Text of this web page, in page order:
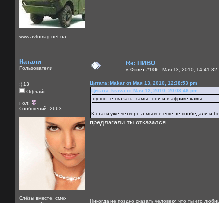
www.avtomag.net.ua
Натали
Пользователи
:) 13
Офлайн
Пол:
Сообщений: 2663
Слёзы вместе, смех
Re: ПИВО
« Ответ #109 : Мая 13, 2010, 14:41:32
Цитата: Makar от Мая 13, 2010, 12:38:53 pm
Цитата: krava от Мая 12, 2010, 20:03:46 pm
ну шо те сказать: хамы - они и в африке хамы.
К стати уже четверг, а мы все еще не пообедали и
предлагали ты отказался....
Никогда не поздно сказать человеку, что ты его